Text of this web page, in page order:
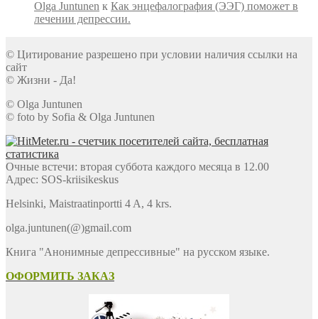
Olga Juntunen к Как энцефалография (ЭЭГ) поможет в
лечении депрессии.
© Цитирование разрешено при условии наличия ссылки на
сайт
© Жизни - Да!
© Olga Juntunen
© foto by Sofia & Olga Juntunen
Очные встечи: вторая суббота каждого месяца в 12.00
Адрес: SOS-kriisikeskus
Helsinki, Maistraatinportti 4 A, 4 krs.
olga.juntunen(@)gmail.com
Книга "Анонимные депрессивные" на русском языке.
ОФОРМИТЬ ЗАКАЗ